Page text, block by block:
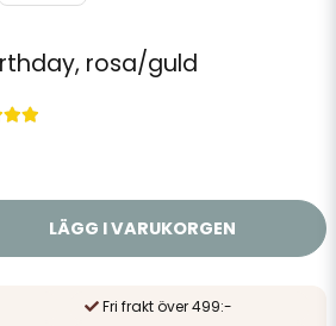
rosa/guld
LÄGG I VARUKORGEN
Fri frakt över 499:-